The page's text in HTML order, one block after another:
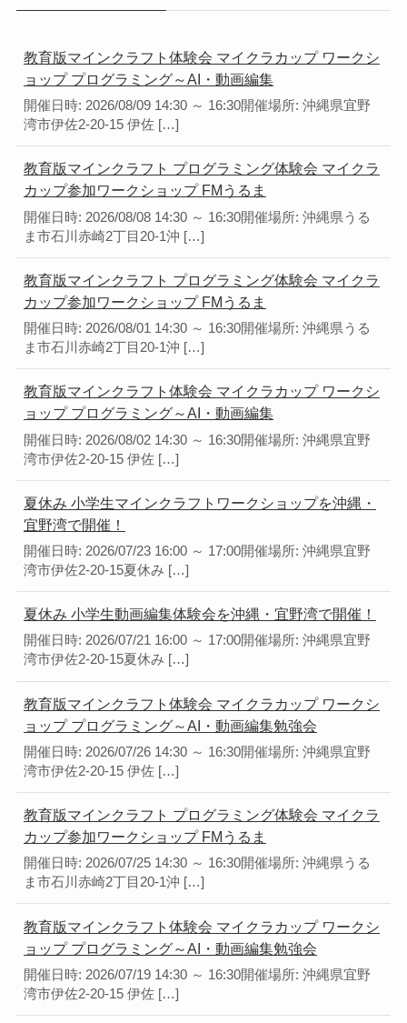
教育版マインクラフト体験会 マイクラカップ ワークシ
ョップ プログラミング～AI・動画編集
開催日時: 2026/08/09 14:30 ～ 16:30開催場所: 沖縄県宜野
湾市伊佐2-20-15 伊佐 […]
教育版マインクラフト プログラミング体験会 マイクラ
カップ参加ワークショップ FMうるま
開催日時: 2026/08/08 14:30 ～ 16:30開催場所: 沖縄県うる
ま市石川赤崎2丁目20-1沖 […]
教育版マインクラフト プログラミング体験会 マイクラ
カップ参加ワークショップ FMうるま
開催日時: 2026/08/01 14:30 ～ 16:30開催場所: 沖縄県うる
ま市石川赤崎2丁目20-1沖 […]
教育版マインクラフト体験会 マイクラカップ ワークシ
ョップ プログラミング～AI・動画編集
開催日時: 2026/08/02 14:30 ～ 16:30開催場所: 沖縄県宜野
湾市伊佐2-20-15 伊佐 […]
夏休み 小学生マインクラフトワークショップを沖縄・
宜野湾で開催！
開催日時: 2026/07/23 16:00 ～ 17:00開催場所: 沖縄県宜野
湾市伊佐2-20-15夏休み […]
夏休み 小学生動画編集体験会を沖縄・宜野湾で開催！
開催日時: 2026/07/21 16:00 ～ 17:00開催場所: 沖縄県宜野
湾市伊佐2-20-15夏休み […]
教育版マインクラフト体験会 マイクラカップ ワークシ
ョップ プログラミング～AI・動画編集勉強会
開催日時: 2026/07/26 14:30 ～ 16:30開催場所: 沖縄県宜野
湾市伊佐2-20-15 伊佐 […]
教育版マインクラフト プログラミング体験会 マイクラ
カップ参加ワークショップ FMうるま
開催日時: 2026/07/25 14:30 ～ 16:30開催場所: 沖縄県うる
ま市石川赤崎2丁目20-1沖 […]
教育版マインクラフト体験会 マイクラカップ ワークシ
ョップ プログラミング～AI・動画編集勉強会
開催日時: 2026/07/19 14:30 ～ 16:30開催場所: 沖縄県宜野
湾市伊佐2-20-15 伊佐 […]